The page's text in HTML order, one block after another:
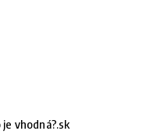
vhodná?.sk